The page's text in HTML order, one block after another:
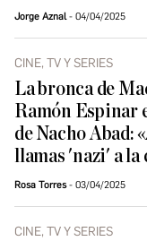
Jorge Aznal 04/04/2025
CINE, TV Y SERIES
La bronca de
Ramón Espinar
de Nacho Abad:
llamas 'nazi' a la
Rosa Torres 03/04/2025
CINE, TV Y SERIES